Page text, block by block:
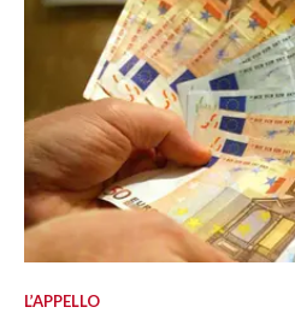
L’APPELLO